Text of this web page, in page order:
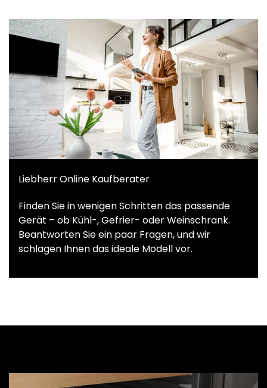
Liebherr Online Kaufberater
Finden Sie in wenigen Schritten das passende
Gerät – ob Kühl-, Gefrier- oder Weinschrank.
Beantworten Sie ein paar Fragen, und wir
schlagen Ihnen das ideale Modell vor.